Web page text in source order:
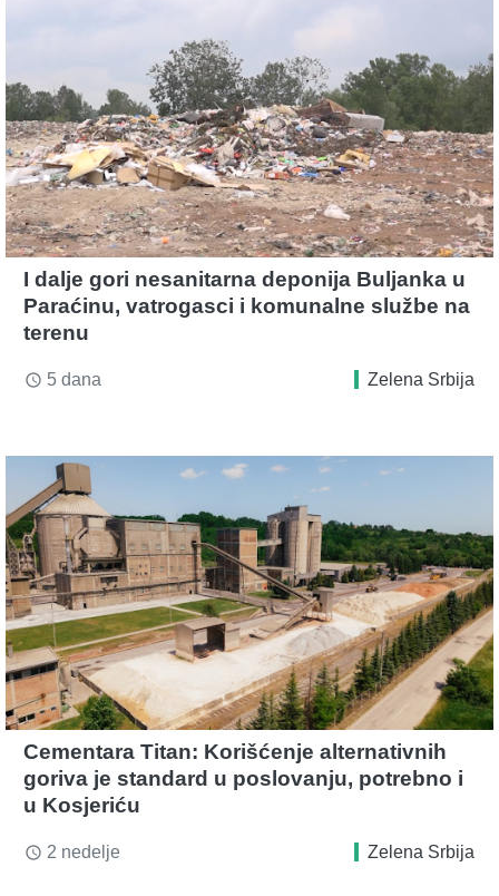
I dalje gori nesanitarna deponija Buljanka u
Paraćinu, vatrogasci i komunalne službe na
terenu
access_time 5 dana Zelena Srbija
Cementara Titan: Korišćenje alternativnih
goriva je standard u poslovanju, potrebno i
u Kosjeriću
access_time 2 nedelje Zelena Srbija